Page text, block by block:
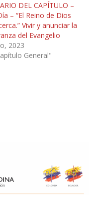
DEL CAPÍTULO –
– “El Reino de Dios
Vivir y anunciar la
del Evangelio
2023
General"